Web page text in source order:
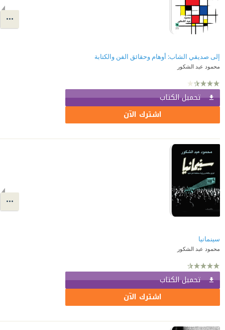
إلى صديقي الشاب: أوهام وحقائق الفن والكتابة
محمود عبد الشكور
تحميل الكتاب
اشترك الآن
سينمانيا
محمود عبد الشكور
تحميل الكتاب
اشترك الآن